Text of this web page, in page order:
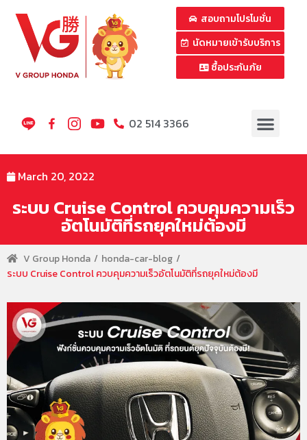
สอบถามโปรโมชั่น
นัดหมายเข้ารับบริการ
ซื้อประกันภัย
02 514 3366
March 20, 2022
ระบบ Cruise Control ควบคุมความเร็ว
อัตโนมัติที่รถยุคใหม่ต้องมี
V Group Honda
honda-car-blog
ระบบ Cruise Control ควบคุมความเร็วอัตโนมัติที่รถยุคใหม่ต้องมี